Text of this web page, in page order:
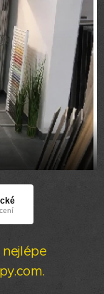
nejlépe